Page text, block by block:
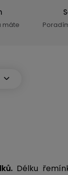
máte
Délku